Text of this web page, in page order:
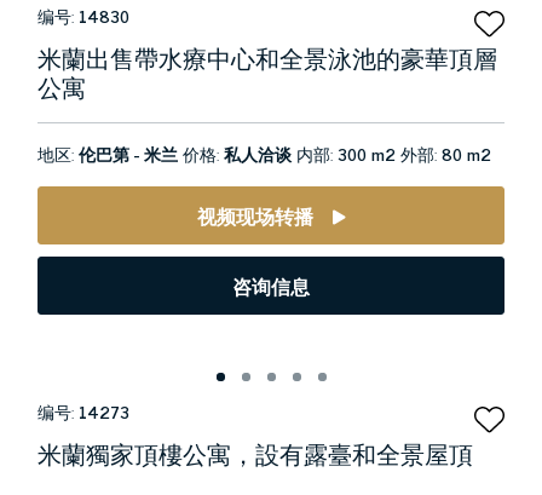
编号: 14830
米蘭出售帶水療中心和全景泳池的豪華頂層
公寓
地区:伦巴第 - 米兰价格:私人洽谈 内部:300 m2外部:80 m2
视频现场转播
咨询信息
编号: 14273
米蘭獨家頂樓公寓，設有露臺和全景屋頂